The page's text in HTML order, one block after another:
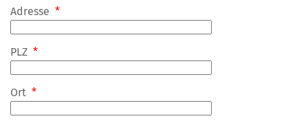
Adresse *
PLZ *
Ort *